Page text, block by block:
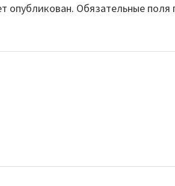
опубликован. Обязательные поля